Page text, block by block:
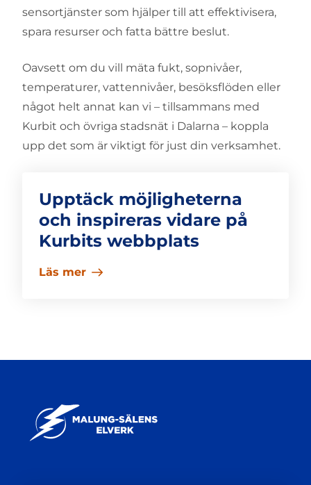
sensortjänster som hjälper till att effektivisera,
spara resurser och fatta bättre beslut.
Oavsett om du vill mäta fukt, sopnivåer,
temperaturer, vattennivåer, besöksflöden eller
något helt annat kan vi – tillsammans med
Kurbit och övriga stadsnät i Dalarna – koppla
upp det som är viktigt för just din verksamhet.
Upptäck möjligheterna
och inspireras vidare på
Kurbits webbplats
Läs mer